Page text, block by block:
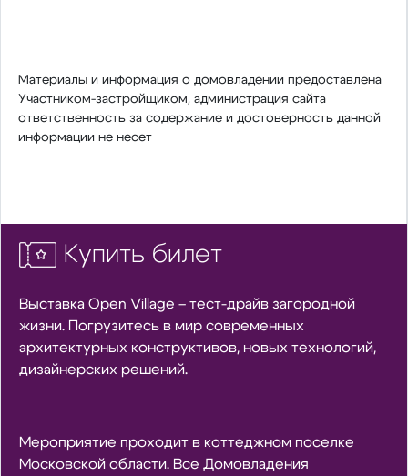
Материалы и информация о домовладении предоставлена
Участником-застройщиком, администрация сайта
ответственность за содержание и достоверность данной
информации не несет
Купить билет
Выставка Open Village – тест-драйв загородной
жизни. Погрузитесь в мир современных
архитектурных конструктивов, новых технологий,
дизайнерских решений.
Мероприятие проходит в коттеджном поселке
Московской области. Все Домовладения